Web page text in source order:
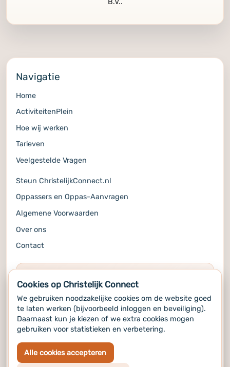
B.V..
Navigatie
Home
ActiviteitenPlein
Hoe wij werken
Tarieven
Veelgestelde Vragen
Steun ChristelijkConnect.nl
Oppassers en Oppas-Aanvragen
Algemene Voorwaarden
Over ons
Contact
Volg ons op de socials voor alle updates
Info
Copyright 2024-2025 © ChristelijkConnect.nl
Cookies op Christelijk Connect
We gebruiken noodzakelijke cookies om de website goed
te laten werken (bijvoorbeeld inloggen en beveiliging).
Daarnaast kun je kiezen of we extra cookies mogen
gebruiken voor statistieken en verbetering.
Alle cookies accepteren